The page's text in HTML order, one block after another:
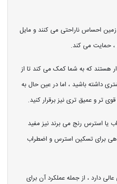
زمین احساس ناراحتی می کنند و مایل
، حمایت می کند.
هستند که به شما کمک می کند تا از
داشته باشید ، اما در عین حال به
تر و عمیق تری نیز برقرار کنید.
یا استرس رنج می برند نیز مفید
برای تسکین استرس و اضطراب
دارد ، از جمله عملکرد آن برای